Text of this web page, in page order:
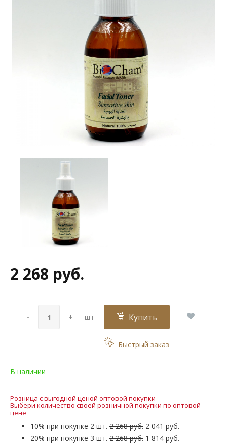
2 268 руб.
- + шт Купить
Быстрый заказ
В наличии
Розница с выгодной ценой оптовой покупки
Выбери количество своей розничной покупки по оптовой
цене
10% при покупке 2 шт. 2 268 руб. 2 041 руб.
20% при покупке 3 шт. 2 268 руб. 1 814 руб.